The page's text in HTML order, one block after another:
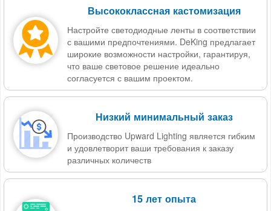
Высококлассная кастомизация
Настройте светодиодные ленты в соответствии
с вашими предпочтениями. DeKing предлагает
широкие возможности настройки, гарантируя,
что ваше световое решение идеально
согласуется с вашим проектом.
Низкий минимальный заказ
Производство Upward Lighting является гибким
и удовлетворит ваши требования к заказу
различных количеств
15 лет опыта